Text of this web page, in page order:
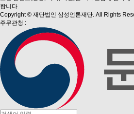
합니다.
Copyright © 재단법인 삼성언론재단. All Rights
주무관청 :